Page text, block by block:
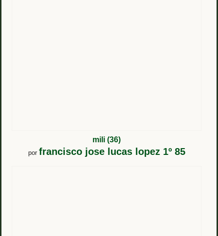
mili (36)
por francisco jose lucas lopez 1º 85